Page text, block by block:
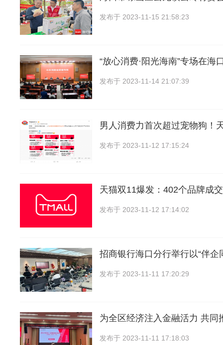
发布于 2023-11-15 21:58:23
“放心消费·阳光海南”专场在海
发布于 2023-11-14 21:07:39
男人消费力首次超过宠物狗！
发布于 2023-11-12 17:15:24
天猫双11爆发：402个品牌成
发布于 2023-11-12 17:14:02
招商银行海口分行举行以“伴企
发布于 2023-11-11 17:20:29
为全区经济注入金融活力 共同
发布于 2023-11-11 17:18:03